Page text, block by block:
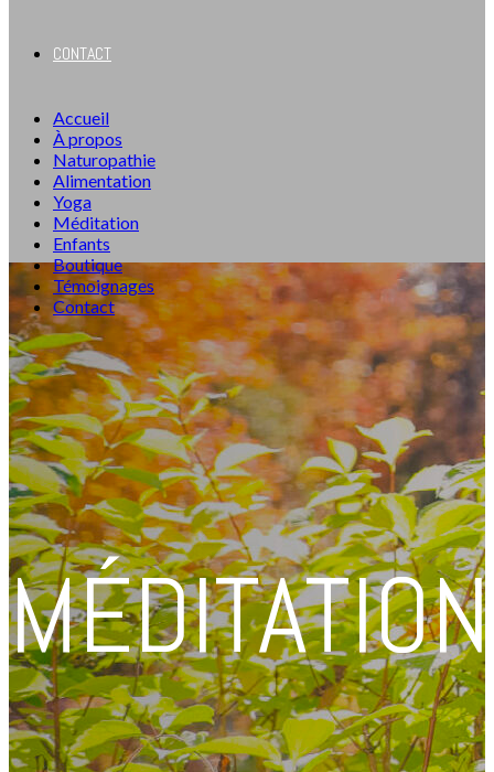
CONTACT
Accueil
À propos
Naturopathie
Alimentation
Yoga
Méditation
Enfants
Boutique
Témoignages
Contact
MÉDITATION